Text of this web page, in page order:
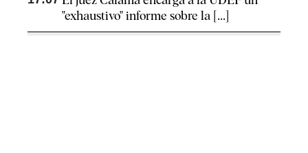
"exhaustivo" informe sobre la [...]